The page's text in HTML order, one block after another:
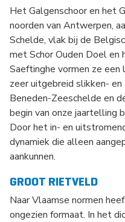
Het Galgenschoor en het
noorden van Antwerpen,
Schelde, vlak bij de
met Schor Ouden Doel en
Saeftinghe vormen ze
zeer uitgebreid slikken- en
Beneden-Zeeschelde en
begin van onze jaartelling
Door het in- en
dynamiek die alleen
aankunnen.
GROOT RIETVELD
Naar Vlaamse normen
ongezien formaat. In het